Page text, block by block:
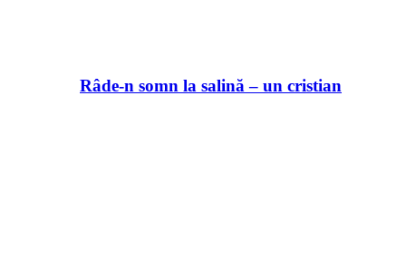
Râde-n somn la salină – un cristian